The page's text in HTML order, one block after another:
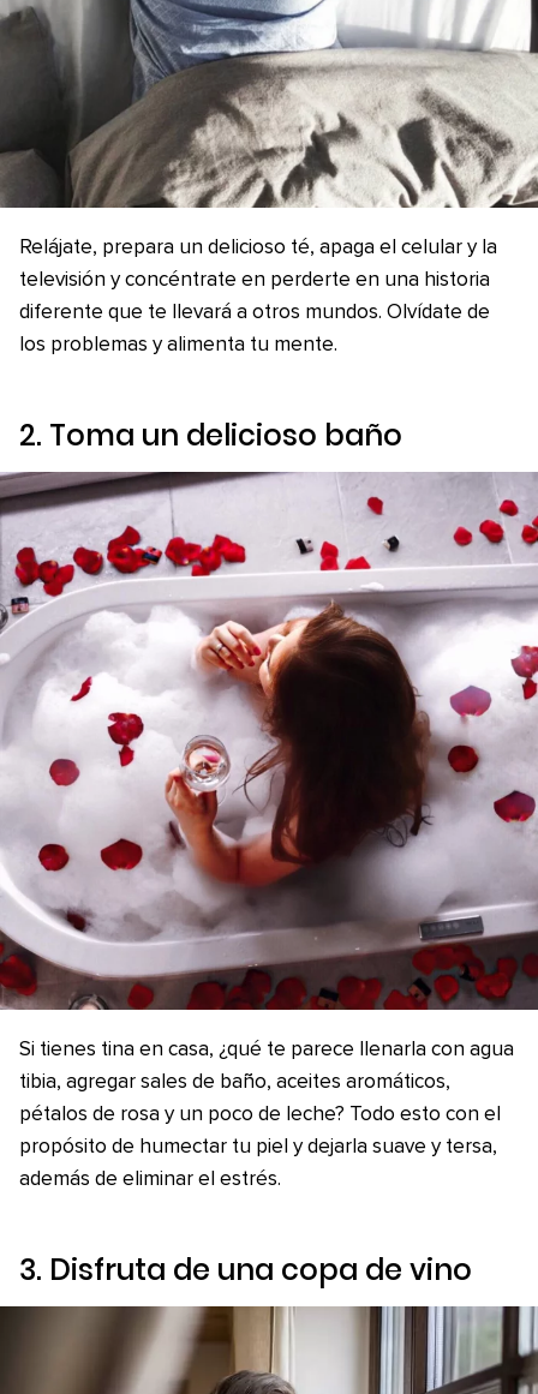
Relájate, prepara un delicioso té, apaga el celular y la
televisión y concéntrate en perderte en una historia
diferente que te llevará a otros mundos. Olvídate de
los problemas y alimenta tu mente.
2. Toma un delicioso baño
Si tienes tina en casa, ¿qué te parece llenarla con agua
tibia, agregar sales de baño, aceites aromáticos,
pétalos de rosa y un poco de leche? Todo esto con el
propósito de humectar tu piel y dejarla suave y tersa,
además de eliminar el estrés.
3. Disfruta de una copa de vino